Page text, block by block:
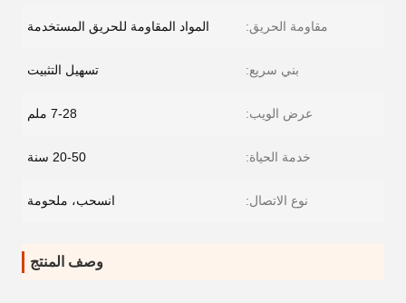
مقاومة الحريق: المواد المقاومة للحريق المستخدمة
بني سريع: تسهيل التثبيت
عرض الويب: 7-28 ملم
خدمة الحياة: 20-50 سنة
نوع الاتصال: انسحب، ملحومة
وصف المنتج